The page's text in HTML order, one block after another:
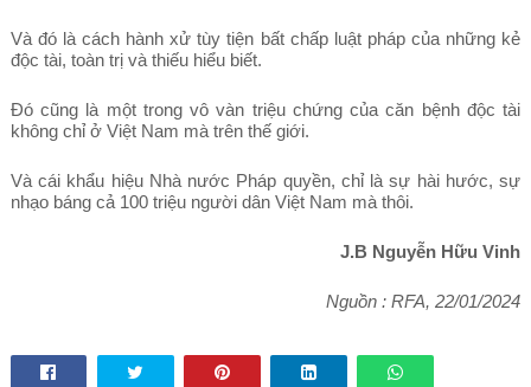
Và đó là cách hành xử tùy tiện bất chấp luật pháp của những kẻ
độc tài, toàn trị và thiếu hiểu biết.
Đó cũng là một trong vô vàn triệu chứng của căn bệnh độc tài
không chỉ ở Việt Nam mà trên thế giới.
Và cái khẩu hiệu Nhà nước Pháp quyền, chỉ là sự hài hước, sự
nhạo báng cả 100 triệu người dân Việt Nam mà thôi.
J.B Nguyễn Hữu Vinh
Nguồn : RFA, 22/01/2024